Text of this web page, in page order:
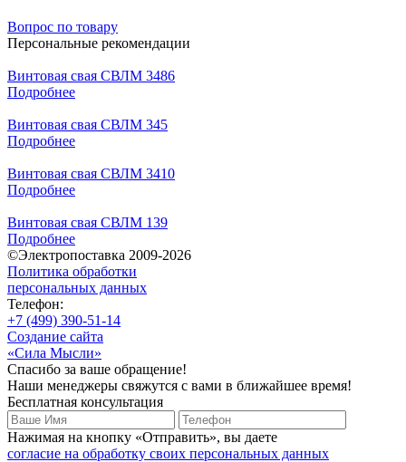
Вопрос по товару
Персональные рекомендации
Винтовая свая СВЛМ 3486
Подробнее
Винтовая свая СВЛМ 345
Подробнее
Винтовая свая СВЛМ 3410
Подробнее
Винтовая свая СВЛМ 139
Подробнее
©Электропоставка 2009-2026
Политика обработки
персональных данных
Телефон:
+7 (499) 390-51-14
Создание сайта
«Сила Мысли»
Спасибо за ваше обращение!
Наши менеджеры свяжутся с вами в ближайшее время!
Бесплатная консультация
Нажимая на кнопку «Отправить», вы даете
согласие на обработку своих персональных данных